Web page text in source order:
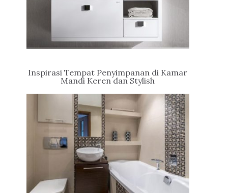
Inspirasi Tempat Penyimpanan di Kamar
Mandi Keren dan Stylish